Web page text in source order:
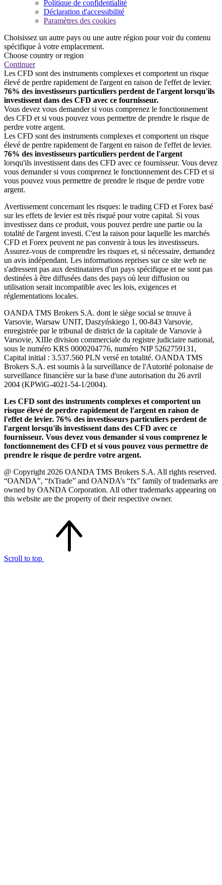
Politique de confidentialité
Déclaration d'accessibilité
Paramètres des cookies
Choisissez un autre pays ou une autre région pour voir du contenu
spécifique à votre emplacement.
Choose country or region
Continuer
Les CFD sont des instruments complexes et comportent un risque
élevé de perdre rapidement de l'argent en raison de l'effet de levier.
76% des investisseurs particuliers perdent de l'argent lorsqu'ils
investissent dans des CFD avec ce fournisseur.
Vous devez vous demander si vous comprenez le fonctionnement
des CFD et si vous pouvez vous permettre de prendre le risque de
perdre votre argent.
Les CFD sont des instruments complexes et comportent un risque
élevé de perdre rapidement de l'argent en raison de l'effet de levier.
76% des investisseurs particuliers perdent de l'argent
lorsqu'ils investissent dans des CFD avec ce fournisseur. Vous devez
vous demander si vous comprenez le fonctionnement des CFD et si
vous pouvez vous permettre de prendre le risque de perdre votre
argent.
Avertissement concernant les risques: le trading CFD et Forex basé
sur les effets de levier est très risqué pour votre capital. Si vous
investissez dans ce produit, vous pouvez perdre une partie ou la
totalité de l'argent investi. C'est la raison pour laquelle les marchés
CFD et Forex peuvent ne pas convenir à tous les investisseurs.
Assurez-vous de comprendre les risques et, si nécessaire, demandez
un avis indépendant. Les informations reprises sur ce site web ne
s'adressent pas aux destinataires d'un pays spécifique et ne sont pas
destinées à être diffusées dans des pays où leur diffusion ou
utilisation serait incompatible avec les lois, exigences et
réglementations locales.
OANDA TMS Brokers S.A. dont le siège social se trouve à
Varsovie, Warsaw UNIT, Daszyńskiego 1, 00-843 Varsovie,
enregistrée par le tribunal de district de la capitale de Varsovie à
Varsovie, XIIIe division commerciale du registre judiciaire national,
sous le numéro KRS 0000204776, numéro NIP 5262759131,
Capital initial : 3.537.560 PLN versé en totalité. OANDA TMS
Brokers S.A. est soumis à la surveillance de l'Autorité polonaise de
surveillance financière sur la base d'une autorisation du 26 avril
2004 (KPWiG-4021-54-1/2004).
Les CFD sont des instruments complexes et comportent un
risque élevé de perdre rapidement de l'argent en raison de
l'effet de levier. 76% des investisseurs particuliers perdent de
l'argent lorsqu'ils investissent dans des CFD avec ce
fournisseur. Vous devez vous demander si vous comprenez le
fonctionnement des CFD et si vous pouvez vous permettre de
prendre le risque de perdre votre argent.
@ Copyright 2026 OANDA TMS Brokers S.A. All rights reserved.
“OANDA”, “fxTrade” and OANDA’s “fx” family of trademarks are
owned by OANDA Corporation. All other trademarks appearing on
this website are the property of their respective owner.
Scroll to top